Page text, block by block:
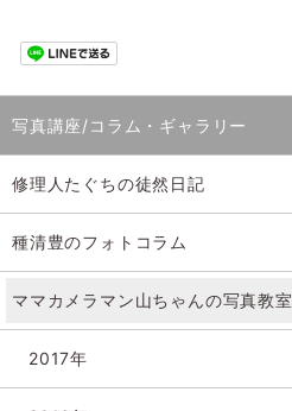
写真講座/コラム・ギャラリー
修理人たぐちの徒然日記
種清豊のフォトコラム
ママカメラマン山ちゃんの写真教室
2017年